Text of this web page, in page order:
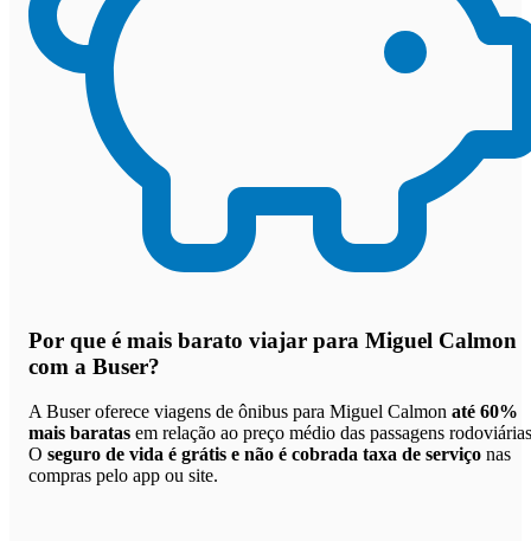
Por que é mais barato viajar para Miguel Calmon
com a Buser?
A Buser oferece viagens de ônibus para Miguel Calmon até 60%
mais baratas em relação ao preço médio das passagens
O seguro de vida é grátis e não é cobrada taxa de serviço nas
compras pelo app ou site.